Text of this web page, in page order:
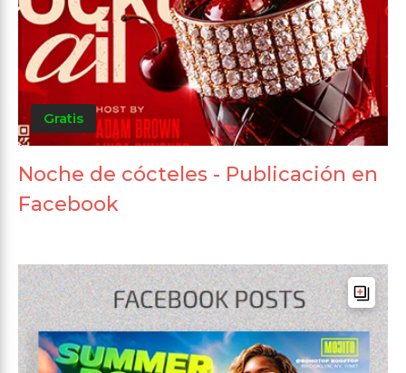
Gratis
Noche de cócteles - Publicación en
Facebook